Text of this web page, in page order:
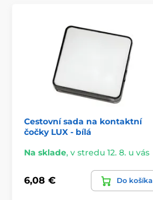
Cestovní sada na kontaktní
čočky LUX - bílá
Na sklade, v stredu 12. 8. u vás
6,08 € Do košíka